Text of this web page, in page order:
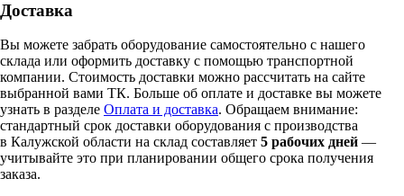
Доставка
Вы можете забрать оборудование самостоятельно с нашего
склада или оформить доставку с помощью транспортной
компании. Стоимость доставки можно рассчитать на сайте
выбранной вами ТК. Больше об оплате и доставке вы можете
узнать в разделе Оплата и доставка. Обращаем внимание:
стандартный срок доставки оборудования с производства
в Калужской области на склад составляет 5 рабочих дней —
учитывайте это при планировании общего срока получения
заказа.